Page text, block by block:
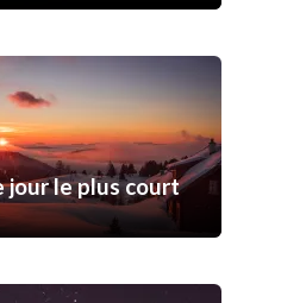
jour le plus court